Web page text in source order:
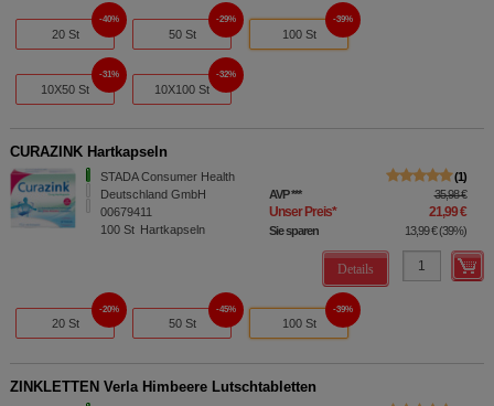
20 St
40%
50 St
29%
100 St
39%
10X50 St
31%
10X100 St
32%
CURAZINK Hartkapseln
STADA Consumer Health
Deutschland GmbH
00679411
100 St Hartkapseln
1
AVP*** 35,98 €
Unser Preis* 21,99 €
Sie sparen 13,99 €(39%)
Details
20 St
20%
50 St
45%
100 St
39%
ZINKLETTEN Verla Himbeere Lutschtabletten